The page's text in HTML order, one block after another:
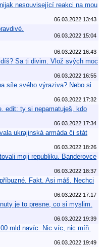
nesouvisející reakci na mou
06.03.2022 13:43
06.03.2022 15:04
06.03.2022 16:43
Sa ti divim. Vlož svých moc
06.03.2022 16:55
síle svého výraziva? Nebo si
06.03.2022 17:32
edit: ty si nepamatuješ, kdo
06.03.2022 17:34
ukrajinská armáda či stát
06.03.2022 18:26
moji republiku. Banderovce
06.03.2022 18:37
Fakt. Asi máš. Nechci
06.03.2022 17:17
je to presne, co si myslim.
06.03.2022 19:39
mld navíc. Nic víc, nic míň.
06.03.2022 19:49